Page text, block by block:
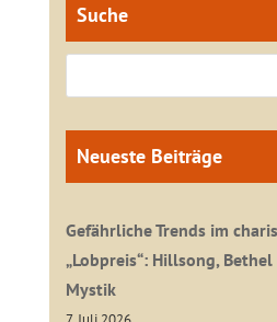
Suche
Neueste Beiträge
Gefährliche Trends im
„Lobpreis“: Hillsong,
Mystik